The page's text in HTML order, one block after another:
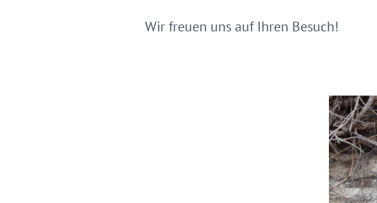
Wir freuen uns auf Ihren Besuch!